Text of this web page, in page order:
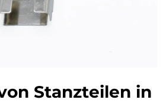
Stanzteilen in